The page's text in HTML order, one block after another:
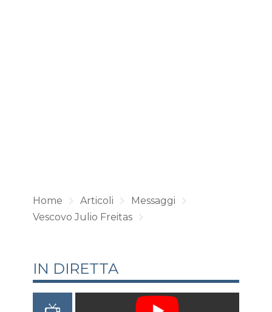
Home Articoli
Messaggi
Vescovo Julio Freitas
IN DIRETTA